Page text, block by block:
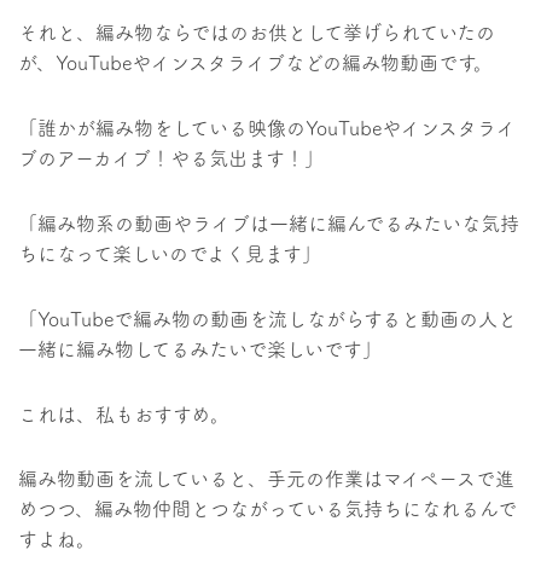
それと、編み物ならではのお供として挙げられていたの
が、YouTubeやインスタライブなどの編み物動画です。
「誰かが編み物をしている映像のYouTubeやインスタライ
ブのアーカイブ！やる気出ます！」
「編み物系の動画やライブは一緒に編んでるみたいな気持
ちになって楽しいのでよく見ます」
「YouTubeで編み物の動画を流しながらすると動画の人と
一緒に編み物してるみたいで楽しいです」
これは、私もおすすめ。
編み物動画を流していると、手元の作業はマイペースで進
めつつ、編み物仲間とつながっている気持ちになれるんで
すよね。